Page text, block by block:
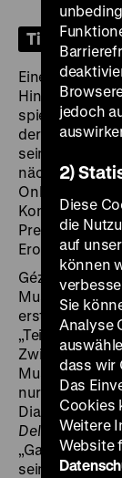
Tickets
Eine Satire auf
Hintergrund
spielt Franz
der sich
seine schönen
nächtlichen
Onkel (Hans
Konkurrenten
Preiskampf in
Eroberung
Géza von
Musikeinlagen
ersten
„Teiltonfilm”:
Musikspur
nur wenige
Dialoge. Noch
Delikatessen
seiner
jedoch
2)
Diese
die
auf
können
Sie
Analyse
dass wir
Das
Cookies
Weitere
Website